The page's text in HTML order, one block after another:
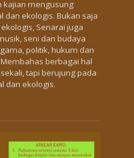
kajian mengusung
dan ekologis. Bukan saja
Senarai juga
seni dan budaya
politik, hukum dan
berbagai hal
tapi berujung pada
dan ekologis.